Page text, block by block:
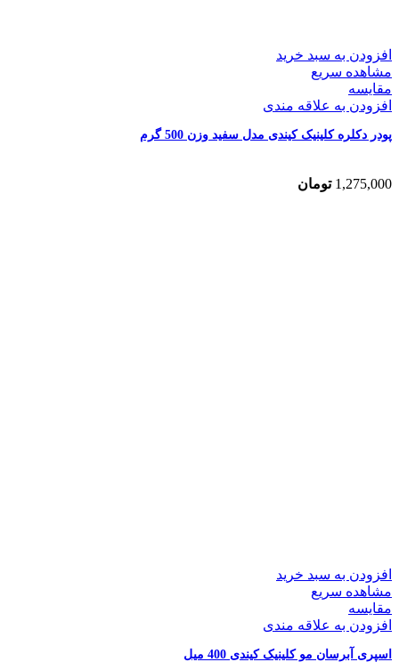
افزودن به سبد خرید
مشاهده سریع
مقایسه
افزودن به علاقه مندی
پودر دکلره کلینیک کیندی مدل سفید وزن 500 گرم
1,275,000 تومان
افزودن به سبد خرید
مشاهده سریع
مقایسه
افزودن به علاقه مندی
اسپری آبرسان مو کلینیک کیندی 400 میل